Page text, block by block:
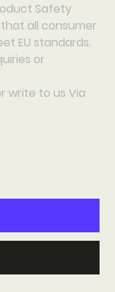
Safety
all consumer
EU standards.
or
write to usVia